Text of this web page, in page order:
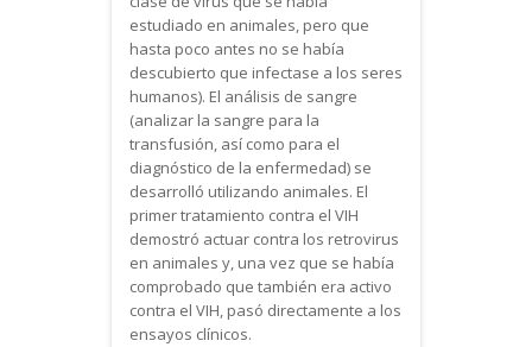
estudiado en animales, pero que
hasta poco antes no se había
descubierto que infectase a los seres
humanos). El análisis de sangre
(analizar la sangre para la
transfusión, así como para el
diagnóstico de la enfermedad) se
desarrolló utilizando animales. El
primer tratamiento contra el VIH
demostró actuar contra los retrovirus
en animales y, una vez que se había
comprobado que también era activo
contra el VIH, pasó directamente a los
ensayos clínicos.